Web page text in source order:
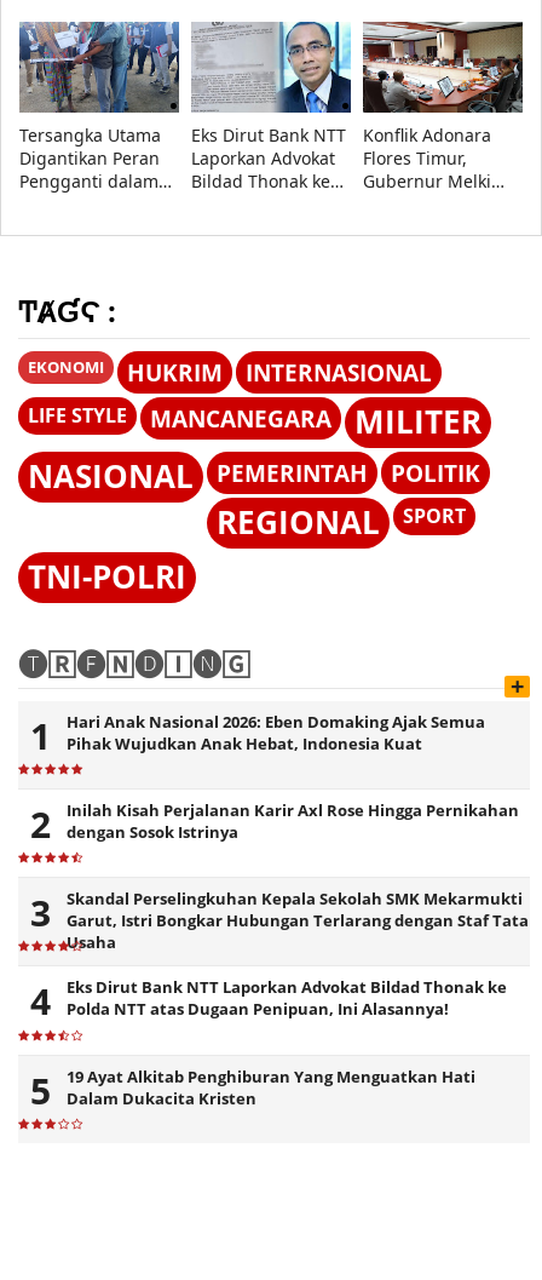
Siap Hadapi
Perang Informasi
Rumah Dinas
Prajurit dan Tata
Kelola Persediaan
Tersangka Utama
Digantikan Peran
Pengganti dalam
Eks Dirut Bank NTT
Laporkan Advokat
Bildad Thonak ke
Konflik Adonara
Flores Timur,
Gubernur Melki
ͲȺƓϚ :
EKONOMI HUKRIM INTERNASIONAL
LIFE STYLE MANCANEGARA
MILITER
NASIONAL
PEMERINTAH POLITIK
REGIONAL SPORT
TNI-POLRI
🅣🅁🅔🄽🅓🄸🅝🄶
+
Hari Anak Nasional 2026: Eben Domaking Ajak Semua
Pihak Wujudkan Anak Hebat, Indonesia Kuat
Inilah Kisah Perjalanan Karir Axl Rose Hingga Pernikahan
dengan Sosok Istrinya
Skandal Perselingkuhan Kepala Sekolah SMK Mekarmukti
Garut, Istri Bongkar Hubungan Terlarang dengan Staf Tata
Usaha
Eks Dirut Bank NTT Laporkan Advokat Bildad Thonak ke
Polda NTT atas Dugaan Penipuan, Ini Alasannya!
19 Ayat Alkitab Penghiburan Yang Menguatkan Hati
Dalam Dukacita Kristen